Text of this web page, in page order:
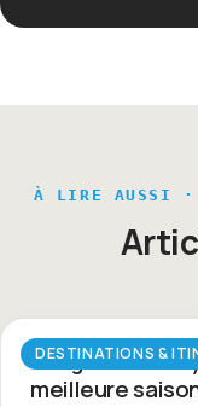
À LIRE AUSSI ·
DESTINATIONS &
Wingfoil aux
meilleure